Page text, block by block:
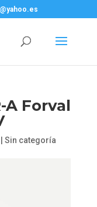
A Forval
Sin categoría